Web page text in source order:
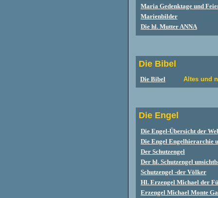
Maria Gedenktage und
Marienbilder
Die hl. Mutter ANNA
Die Bibel
Die Bibel Altes und
Die Engel
Die Engel-Übersicht der
Die Engel Engelhierarchie
Der Schutzengel
Der hl. Schutzengel
Schutzengel -der Völker
Hl. Erzengel Michael der
Erzengel Michael Monte